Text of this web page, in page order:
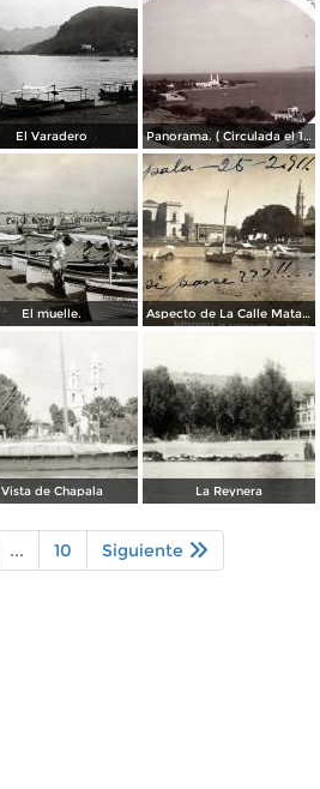
El Varadero Panorama. ( Circulada el 17 de Diciembre de 1906 ).
El muelle. Aspecto de La Calle Matamoros ( Circulada el 25 de Febrero de 1911 ).
Vista de Chapala La Reynera
... 10 Siguiente